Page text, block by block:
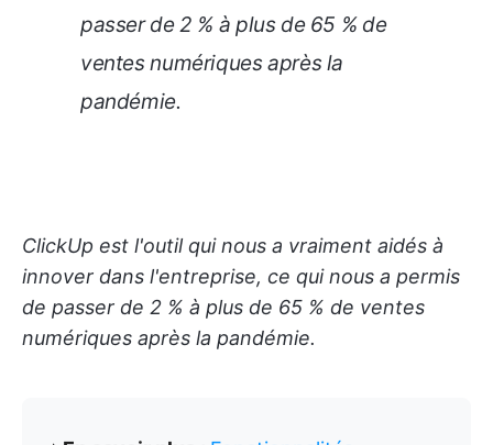
passer de 2 % à plus de 65 % de
ventes numériques après la
pandémie.
ClickUp est l'outil qui nous a vraiment aidés à
innover dans l'entreprise, ce qui nous a permis
de passer de 2 % à plus de 65 % de ventes
numériques après la pandémie.